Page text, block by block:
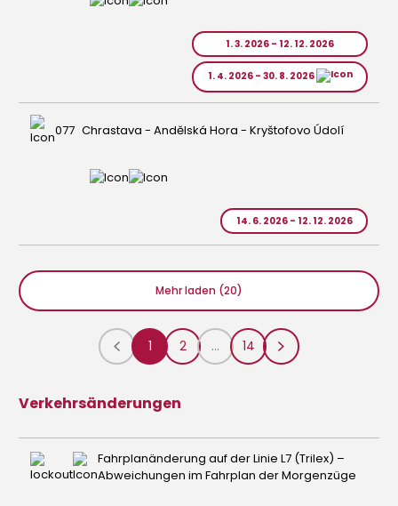
1. 3. 2026 - 12. 12. 2026
1. 4. 2026 - 30. 8. 2026
077 Chrastava - Andělská Hora - Kryštofovo Údolí
14. 6. 2026 - 12. 12. 2026
Mehr laden (20)
1 2 ... 14
Verkehrsänderungen
Fahrplanänderung auf der Linie L7 (Trilex) –
Abweichungen im Fahrplan der Morgenzüge